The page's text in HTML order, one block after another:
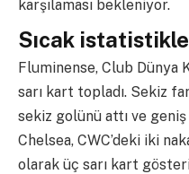
karşılaması bekleniyor.
Sıcak
Fluminense, Club Dünya
sarı kart topladı. Sekiz
sekiz golünü attı ve geniş
Chelsea, CWC’deki iki
olarak üç sarı kart